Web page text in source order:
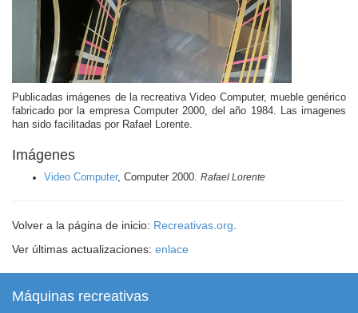
Publicadas imágenes de la recreativa Video Computer, mueble genérico
fabricado por la empresa Computer 2000, del año 1984. Las imagenes
han sido facilitadas por Rafael Lorente.
Imágenes
Video Computer, Computer 2000. Rafael Lorente
Volver a la página de inicio: Recreativas.org
Ver últimas actualizaciones: enlace
Máquinas recreativas